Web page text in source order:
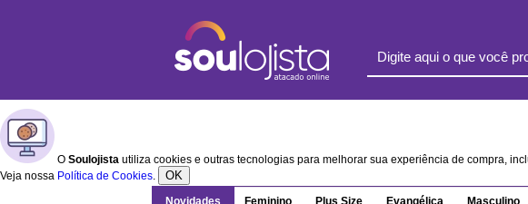
O Soulojista utiliza cookies e outras tecnologias para melhorar sua experiência de compra,
Veja nossa Política de Cookies. OK
Novidades Feminino Plus Size Evangélica Masculino